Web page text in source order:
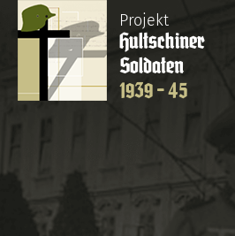
Projekt
Hultschiner
Soldaten
1939 - 45